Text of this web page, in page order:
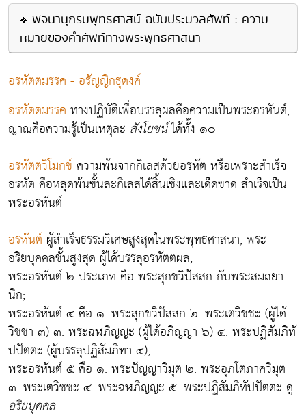
พจนานุกรมพุทธศาสน์ ฉบับประมวลศัพท์ : ความ
หมายของคำศัพท์ทางพระพุทธศาสนา
อรหัตตมรรค - อรัญญิกธุดงค์
อรหัตตมรรค ทางปฏิบัติเพื่อบรรลุผลคือความเป็นพระอรหันต์,
ญาณคือความรู้เป็นเหตุละ สังโยชน์ได้ทั้ง ๑๐
อรหัตตวิโมกข์ความพ้นจากกิเลสด้วยอรหัต หรือเพราะสำเร็จ
อรหัต คือหลุดพ้นขั้นละกิเลสได้สิ้นเชิงและเด็ดขาด สำเร็จเป็น
พระอรหันต์
อรหันต์ ผู้สำเร็จธรรมวิเศษสูงสุดในพระพุทธศาสนา, พระ
อริยบุคคลชั้นสูงสุด ผู้ได้บรรลุอรหัตตผล,
พระอรหันต์ ๒ ประเภท คือ พระสุกขวิป้สสก กับพระสมถยา
นิก;
พระอรหันต์ ๔คือ ๑. พระสุกขวิปัสสก ๒. พระเตวิชชะ (ผู้ได้
วิชชา ๓) ๓. พระฉฬภิญญะ (ผู้ได้อภิญญา ๖) ๔. พระปฏิสัมภิทั
ปปัตตะ (ผู้บรรลุปฏิสัมภิทา ๔);
พระอรหันต์ ๕คือ ๑. พระปัญญาวิมุต ๒. พระอุภโตภาควิมุต
๓. พระเตวิชชะ ๔. พระฉฬภิญญะ ๕. พระปฏิสัมภิทัปปัตตะ ดู
อริยบุคคล